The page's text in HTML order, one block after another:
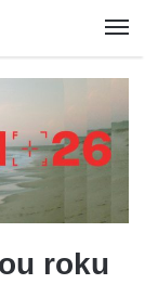
roku